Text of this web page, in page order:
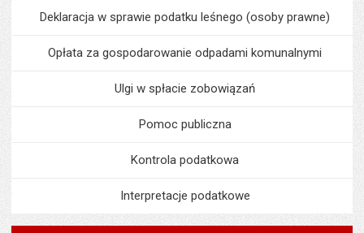
Deklaracja w sprawie podatku leśnego (osoby prawne)
Opłata za gospodarowanie odpadami komunalnymi
Ulgi w spłacie zobowiązań
Pomoc publiczna
Kontrola podatkowa
Interpretacje podatkowe